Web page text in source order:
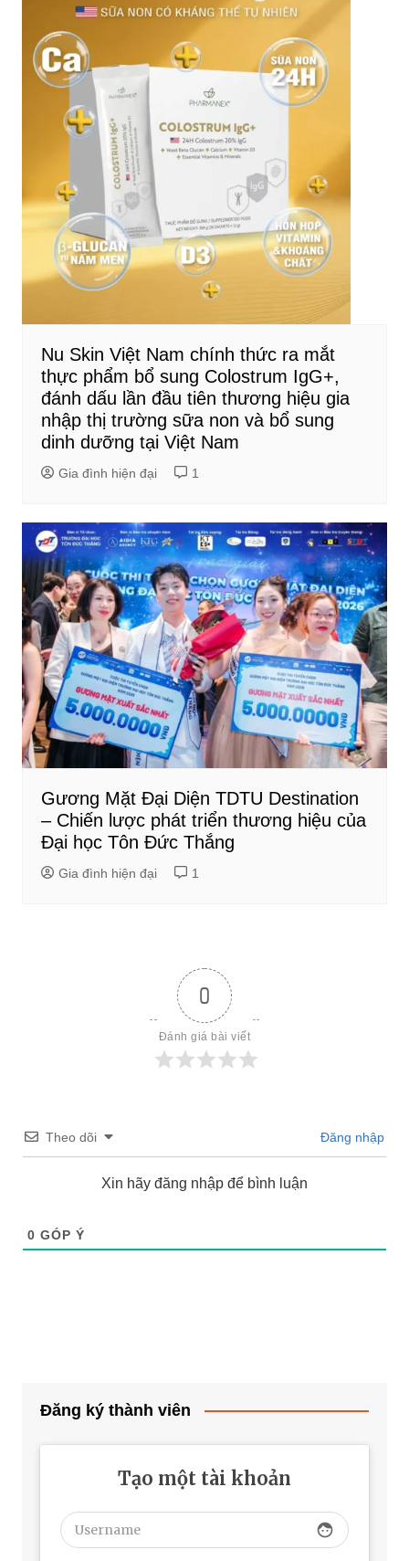
Nu Skin Việt Nam chính thức ra mắt
thực phẩm bổ sung Colostrum IgG+,
đánh dấu lần đầu tiên thương hiệu gia
nhập thị trường sữa non và bổ sung
dinh dưỡng tại Việt Nam
Gia đình hiện đại 1
Gương Mặt Đại Diện TDTU Destination
– Chiến lược phát triển thương hiệu của
Đại học Tôn Đức Thắng
Gia đình hiện đại 1
0
Đánh giá bài viết
Theo dõi Đăng nhập
Xin hãy đăng nhập để bình luận
0 GÓP Ý
Đăng ký thành viên
Tạo một tài khoản
face